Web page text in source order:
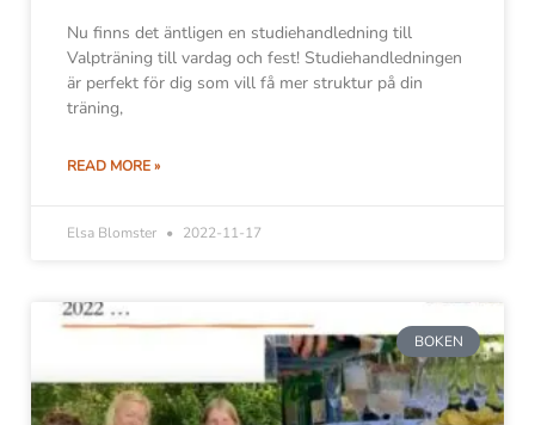
Nu finns det äntligen en studiehandledning till
Valpträning till vardag och fest! Studiehandledningen
är perfekt för dig som vill få mer struktur på din
träning,
READ MORE »
Elsa Blomster 2022-11-17
BOKEN